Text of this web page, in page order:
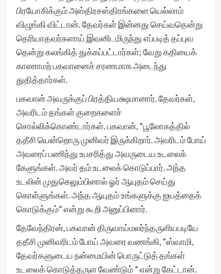
பிரயோகிக்கும் அஸ்திரசஸ்திரங்களை யெல்லாம்
விழுங்கி விட்டான். தேவர்கள் இன்னது செய்வதென்று
தெரியாதவர்களாய் இவனிடமிருந்து எப்படித் தப்புவ
தென்று கலங்கித் துக்கப்பட்டார்கள்; வேறு கதியைக்
காணாமற் பகவானைச் சரணமாக அடைந்து
துதித்தார்கள்.
பகவான் அவருக்குப் பிரத்தியக்ஷமானார். தேவர்கள்,
அவரிடம் தங்கள் குறைகளைச்
சொல்லிக்கொண்டார்கள். பகவான், “பூலோகத்தில்
ததீசி யென்றொரு முனிவர் இருக்கிறார். அவரிடம் போய்
அவரைப் பணிந்து உபசரித்து அவருடைய உடலைக்
கேளுங்கள். அவர் தம் உடலைக் கொடுப்பார். அந்த
உடலின் முதுகெலும்பினால் ஓர் ஆயுதம் செய்து
கொள்ளுங்கள். அந்த ஆயுதம் உங்களுக்கு ஐயத்தைக்
கொடுக்கும்” என்று கூறி அனுப்பினார்.
தேவேந்திரன், பகவான் திருவாய்மலர்ந்தருளியபடியே
ததீசி முனிவரிடம் போய் அவரை வணங்கி, “ஸ்வாமி,
தேவர்களுடைய நன்மையின் பொருட்டுத் தங்கள்
உடலைக் கொடுத்தருள வேண்டும் ” என்று கேட்டான்.